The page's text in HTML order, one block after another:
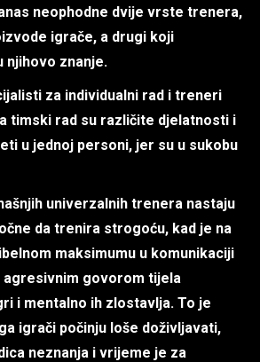
neophodne dvije vrste trenera,
igrače, a drugi koji
njihovo znanje.
za individualni rad i treneri
timski rad su različite djelatnosti i
u jednoj personi, jer su u sukobu
univerzalnih trenera nastaju
da trenira strogoću, kad je na
maksimumu u komunikaciji
agresivnim govorom tijela
i mentalno ih zlostavlja. To je
igrači počinju loše doživljavati,
neznanja i vrijeme je za